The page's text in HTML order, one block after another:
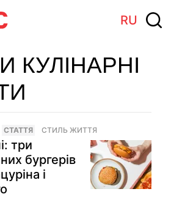
RU
КУЛІНАРНІ
СТАТТЯ СТИЛЬ ЖИТТЯ
три
бургерів
і